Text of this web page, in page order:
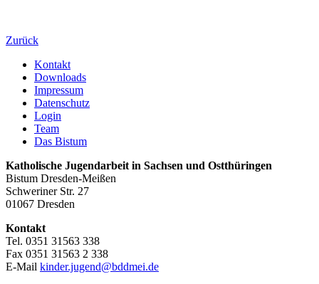
Zurück
Kontakt
Downloads
Impressum
Datenschutz
Login
Team
Das Bistum
Katholische Jugendarbeit in Sachsen und Ostthüringen
Bistum Dresden-Meißen
Schweriner Str. 27
01067 Dresden
Kontakt
Tel. 0351 31563 338
Fax 0351 31563 2 338
E-Mail kinder.jugend@bddmei.de